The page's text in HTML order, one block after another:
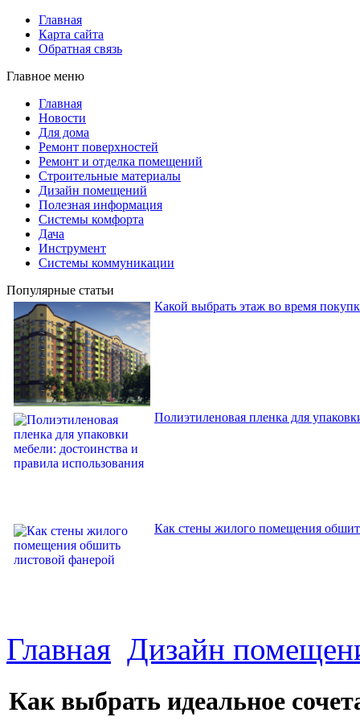
Главная
Карта сайта
Обратная связь
Главное меню
Главная
Новости
Для дома
Ремонт поверхностей
Ремонт и отделка помещений
Строительные материалы
Дизайн помещений
Полезная информация
Системы комфорта
Дача
Инструмент
Системы коммуникации
Популярные статьи
Какой выбрать этаж во время
Полиэтиленовая пленка для
Как стены жилого помещения
Главная Дизайн
Как выбрать идеальное